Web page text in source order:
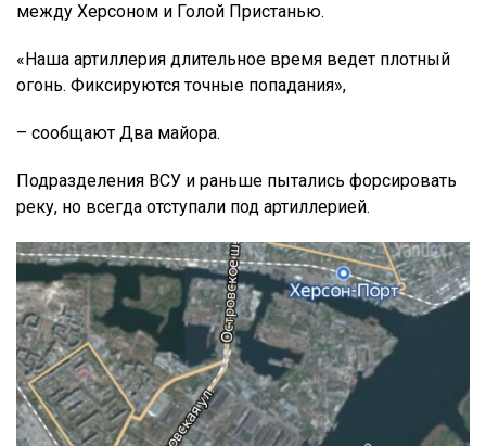
между Херсоном и Голой Пристанью.
«Наша артиллерия длительное время ведет плотный
огонь. Фиксируются точные попадания»,
– сообщают Два майора.
Подразделения ВСУ и раньше пытались форсировать
реку, но всегда отступали под артиллерией.